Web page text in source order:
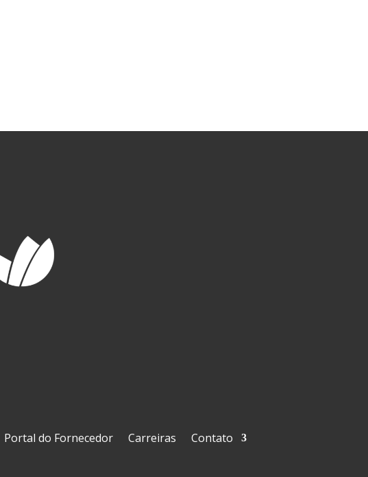
Portal do Fornecedor Carreiras Contato